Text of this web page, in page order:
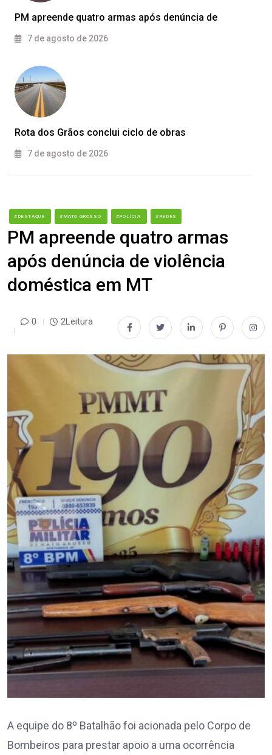
PM apreende quatro armas após denúncia de
7 de agosto de 2026
Rota dos Grãos conclui ciclo de obras
7 de agosto de 2026
#DESTAQUE #MATO GROSSO #POLÍCIA #REDES
PM apreende quatro armas
após denúncia de violência
doméstica em MT
0 2Leitura
A equipe do 8º Batalhão foi acionada pelo Corpo de
Bombeiros para prestar apoio a uma ocorrência